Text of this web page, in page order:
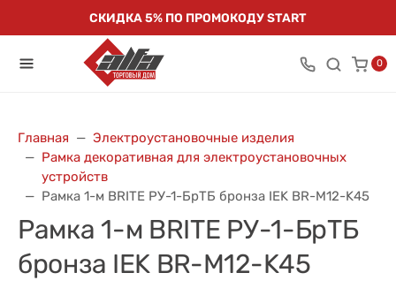
СКИДКА 5% ПО ПРОМОКОДУ START
0
Главная
Электроустановочные изделия
Рамка декоративная для электроустановочных
устройств
Рамка 1-м BRITE РУ-1-БрТБ бронза IEK BR-M12-K45
Рамка 1-м BRITE РУ-1-БрТБ
бронза IEK BR-M12-K45